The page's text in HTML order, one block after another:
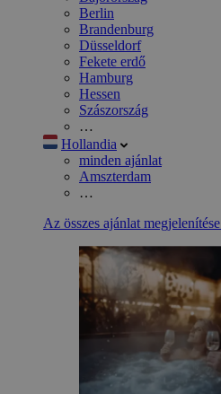
Berlin
Brandenburg
Düsseldorf
Fekete erdő
Hamburg
Hessen
Szászország
…
Hollandia
minden ajánlat
Amszterdam
…
Az összes ajánlat megjelenítése